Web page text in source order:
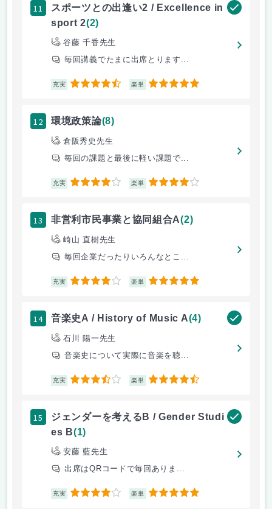
11
スポーツとの出逢い2 / Excellence in
sport 2(2)
谷藤 千香先生
毎回講義でたまに出席とります...
充実 4.5 楽単 5
12 環境政策論(8)
倉阪秀史先生
毎回の課題と最後に軽い課題で...
充実 4 楽単 4
13 非営利市民事業と協同組合A(2)
崎山 直樹先生
毎回企業だったりいろんなとこ...
充実 4 楽単 5
14 音楽史A / History of Music A(4)
石川 陽一先生
音楽史について実際に音楽を聴...
充実 3.5 楽単 4.5
15
ジェンダーを考えるB / Gender Studi
es B(1)
安藤 藍先生
出席はQRコードで毎回ありま...
充実 4 楽単 5